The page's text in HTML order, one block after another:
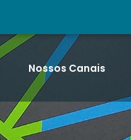
Nossos Canais